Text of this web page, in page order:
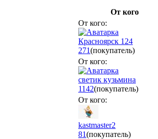
От кого
От кого:
Красноярск 124
271(покупатель)
От кого:
светик кузьмина
1142(покупатель)
От кого:
kastmaster2
81(покупатель)